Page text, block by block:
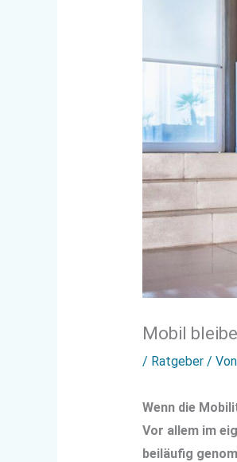
Mobil
/ Ratgeber/ Von
Wenn die
Vor allem im
beiläufig